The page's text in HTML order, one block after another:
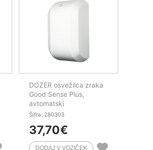
DOZER osvežilca zraka
Good Sense Plus,
avtomatski
Šifra: 280303
37,70€